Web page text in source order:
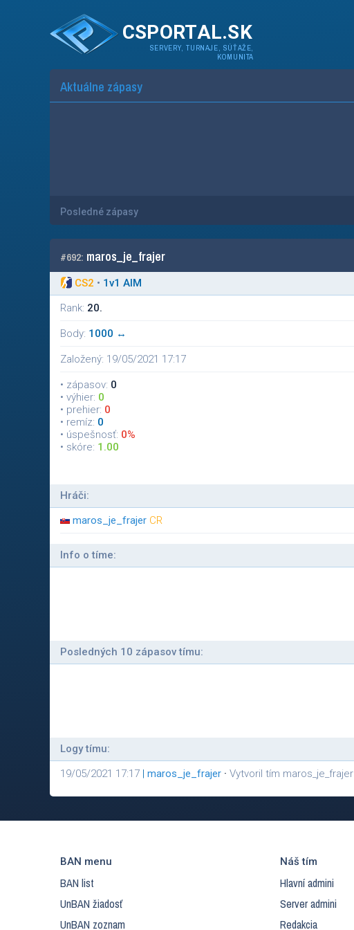
CSPORTAL.SK
SERVERY, TURNAJE, SÚŤAŽE,
KOMUNITA
Aktuálne zápasy
Posledné zápasy
#692: maros_je_frajer
CS2 • 1v1 AIM
Rank: 20.
Body: 1000 ↔
Založený: 19/05/2021 17:17
• zápasov: 0
• výhier: 0
• prehier: 0
• remíz: 0
• úspešnosť: 0%
• skóre: 1.00
Hráči:
maros_je_frajer CR
Info o tíme:
Posledných 10 zápasov tímu:
Logy tímu:
19/05/2021 17:17 | maros_je_frajer · Vytvoril tím maros_je_frajer
BAN menu
BAN list
UnBAN žiadosť
UnBAN zoznam
Náš tím
Hlavní admini
Server admini
Redakcia